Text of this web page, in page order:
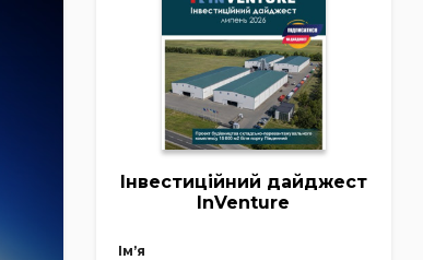
Інвестиційний дайджест
InVenture
Імʼя